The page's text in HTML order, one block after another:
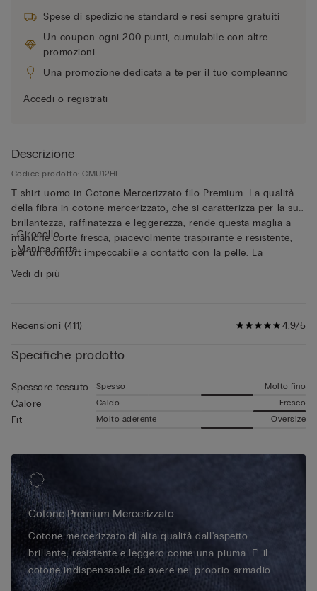
Spese di spedizione standard e resi sempre gratuiti
Un coupon ogni 200 punti, cumulabile con altre
promozioni
Una promozione dedicata a te per il tuo compleanno
Accedi o registrati
Descrizione
Codice prodotto: CMU12HL
T-shirt uomo in Cotone Mercerizzato filo Premium. La qualità
della fibra in cotone mercerizzato, che si caratterizza per la sua
brillantezza, raffinatezza e leggerezza, rende questa maglia a
maniche corte fresca, piacevolmente traspirante e resistente,
per un comfort impeccabile a contatto con la pelle. La
vestibilità regular accompagna il corpo con naturalezza.
Pensata per chi ricerca qualità e funzionalità, questa t-shirt in
rinunciare ad eleganza e stile, sia sotto ad una giacca per un
• Girocollo
• Manica corta
• 100% cotone
Vedi di più
4,9/5
Recensioni(411)
Specifiche prodotto
Spessore tessuto Spesso Molto fino
Calore Caldo Fresco
Fit Molto aderente Oversize
Cotone Premium Mercerizzato
Cotone mercerizzato di alta qualità dall'aspetto
brillante, resistente e leggero come una piuma. E' il
cotone indispensabile da avere nel proprio armadio.